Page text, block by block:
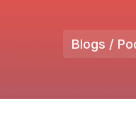
Blogs /